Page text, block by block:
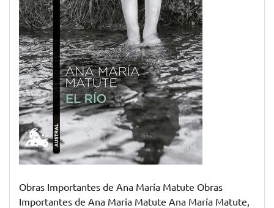
Obras Importantes de Ana María Matute Obras
Importantes de Ana María Matute Ana María Matute,